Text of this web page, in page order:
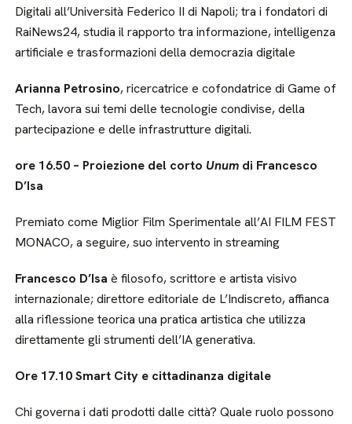
Digitali all’Università Federico II di Napoli; tra i fondatori di
RaiNews24, studia il rapporto tra informazione, intelligenza
artificiale e trasformazioni della democrazia digitale
Arianna Petrosino, ricercatrice e cofondatrice di Game of
Tech, lavora sui temi delle tecnologie condivise, della
partecipazione e delle infrastrutture digitali.
ore 16.50 – Proiezione del corto Unum di Francesco
D’Isa
Premiato come Miglior Film Sperimentale all’AI FILM FEST
MONACO, a seguire, suo intervento in streaming
Francesco D’Isa è filosofo, scrittore e artista visivo
internazionale; direttore editoriale de L’Indiscreto, affianca
alla riflessione teorica una pratica artistica che utilizza
direttamente gli strumenti dell’IA generativa.
Ore 17.10 Smart City e cittadinanza digitale
Chi governa i dati prodotti dalle città? Quale ruolo possono